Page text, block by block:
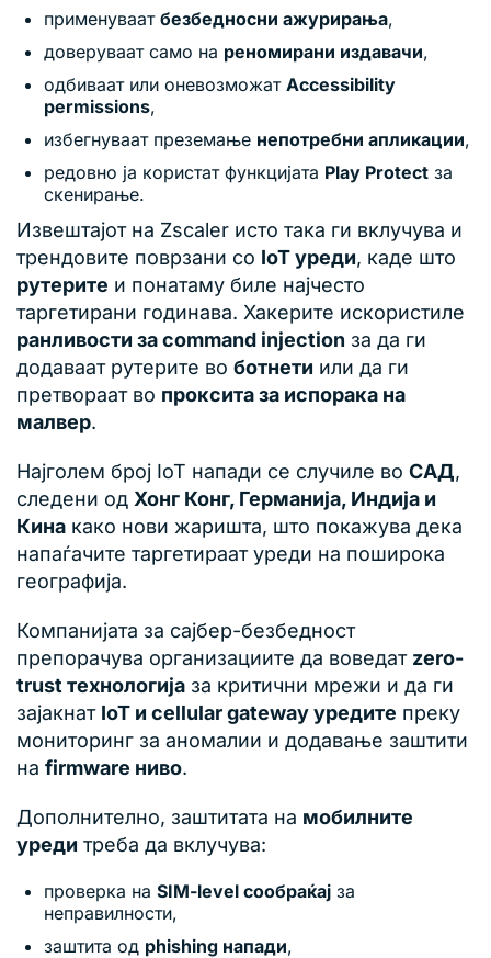
применуваат безбедносни ажурирања,
доверуваат само на реномирани издавачи,
одбиваат или оневозможат Accessibility
permissions,
избегнуваат преземање непотребни апликации,
редовно ја користат функцијата Play Protect за
скенирање.
Извештајот на Zscaler исто така ги вклучува и
трендовите поврзани со IoT уреди, каде што
рутерите и понатаму биле најчесто
таргетирани годинава. Хакерите искористиле
ранливости за command injection за да ги
додаваат рутерите во ботнети или да ги
претвораат во проксита за испорака на
малвер.
Најголем број IoT напади се случиле во САД,
следени од Хонг Конг, Германија, Индија и
Кина како нови жаришта, што покажува дека
напаѓачите таргетираат уреди на поширока
географија.
Компанијата за сајбер-безбедност
препорачува организациите да воведат zero-
trust технологија за критични мрежи и да ги
зајакнат IoT и cellular gateway уредите преку
мониторинг за аномалии и додавање заштити
на firmware ниво.
Дополнително, заштитата на мобилните
уреди треба да вклучува:
проверка на SIM-level сообраќај за
неправилности,
заштита од phishing напади,